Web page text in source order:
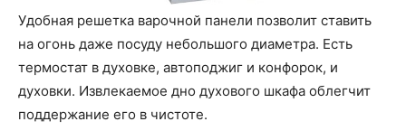
Удобная решетка варочной панели позволит ставить
на огонь даже посуду небольшого диаметра. Есть
термостат в духовке, автоподжиг и конфорок, и
духовки. Извлекаемое дно духового шкафа облегчит
поддержание его в чистоте.